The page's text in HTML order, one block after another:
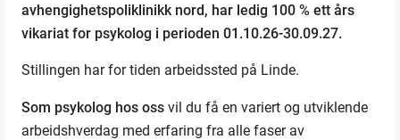
avhengighetspoliklinikk nord, har ledig 100 % ett års
vikariat for psykolog i perioden 01.10.26-30.09.27.
Stillingen har for tiden arbeidssted på Linde.
Som psykolog hos oss vil du få en variert og utviklende
arbeidshverdag med erfaring fra alle faser av